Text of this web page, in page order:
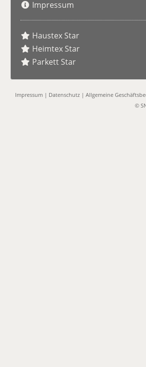
Impressum
Haustex Star
Heimtex Star
Parkett Star
Impressum | Datenschutz |Allgemeine
©